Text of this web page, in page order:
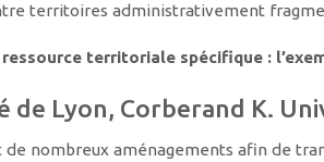
territoires administrativement
ressource territoriale spécifique :
de Lyon, Corberand K.
de nombreux aménagements afin de